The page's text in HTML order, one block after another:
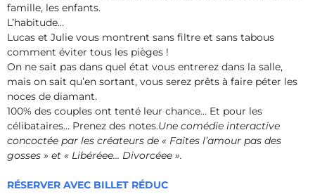
famille, les enfants.
L’habitude…
Lucas et Julie vous montrent sans filtre et sans tabous
comment éviter tous les pièges !
On ne sait pas dans quel état vous entrerez dans la salle,
mais on sait qu’en sortant, vous serez prêts à faire péter les
noces de diamant.
100% des couples ont tenté leur chance… Et pour les
célibataires… Prenez des notes.Une comédie interactive
concoctée par les créateurs de « Faites l’amour pas des
gosses » et « Libéréee… Divorcéee ».
RÉSERVER AVEC BILLET RÉDUC